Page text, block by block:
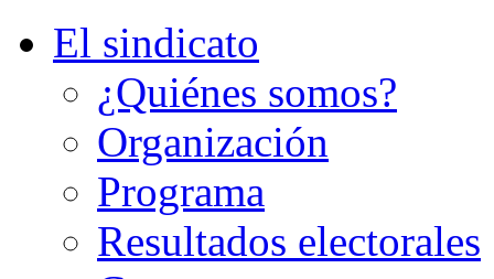
El sindicato
¿Quiénes somos?
Organización
Programa
Resultados electorales